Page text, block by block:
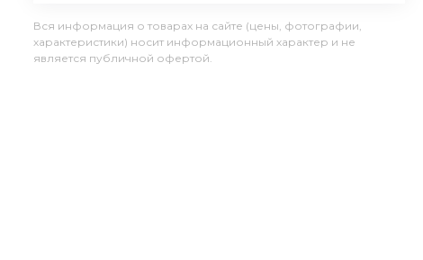
Вся информация о товарах на сайте (цены, фотографии,
характеристики) носит информационный характер и не
является публичной офертой.